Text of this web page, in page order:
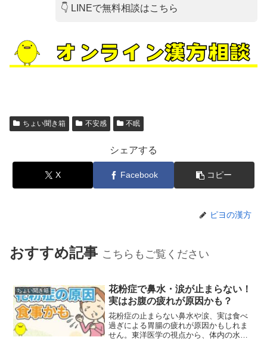
👇 LINEで無料相談はこちら
ちょい聞き箱 不安感 不眠
シェアする
X Facebook コピー
ピヨの漢方
おすすめ記事 こちらもご覧ください
ちょい聞き箱
花粉症で鼻水・涙が止まらない！
実はお腹の疲れが原因かも？
花粉症の止まらない鼻水や涙、実は食べ
過ぎによる胃腸の疲れが原因かもしれま
せん。東洋医学の視点から、体内の水分